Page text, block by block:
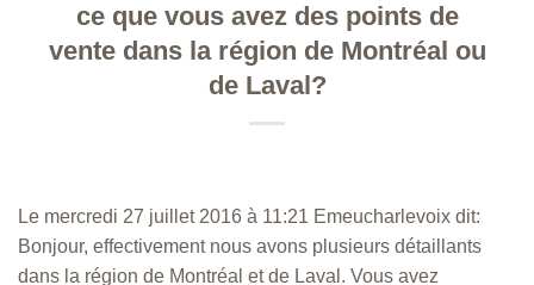
ce que vous avez des points de
vente dans la région de Montréal ou
de Laval?
Le mercredi 27 juillet 2016 à 11:21 Emeucharlevoix dit:
Bonjour, effectivement nous avons plusieurs détaillants
dans la région de Montréal et de Laval. Vous avez